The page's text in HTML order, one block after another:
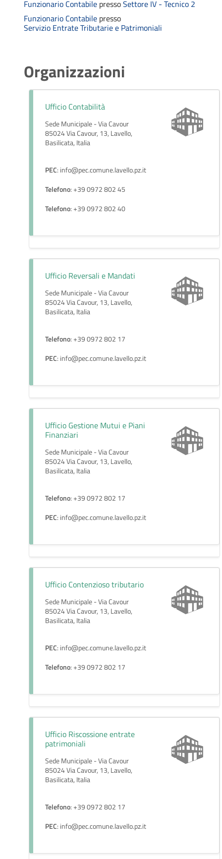
Funzionario Contabile pressoSettore IV - Tecnico 2
Funzionario Contabile presso
Servizio Entrate Tributarie e Patrimoniali
Organizzazioni
Ufficio Contabilità
Sede Municipale - Via Cavour
85024 Via Cavour, 13, Lavello,
Basilicata, Italia
PEC: info@pec.comune.lavello.pz.it
Telefono: +39 0972 802 45
Telefono: +39 0972 802 40
Ufficio Reversali e Mandati
Sede Municipale - Via Cavour
85024 Via Cavour, 13, Lavello,
Basilicata, Italia
Telefono: +39 0972 802 17
PEC: info@pec.comune.lavello.pz.it
Ufficio Gestione Mutui e Piani
Finanziari
Sede Municipale - Via Cavour
85024 Via Cavour, 13, Lavello,
Basilicata, Italia
Telefono: +39 0972 802 17
PEC: info@pec.comune.lavello.pz.it
Ufficio Contenzioso tributario
Sede Municipale - Via Cavour
85024 Via Cavour, 13, Lavello,
Basilicata, Italia
PEC: info@pec.comune.lavello.pz.it
Telefono: +39 0972 802 17
Ufficio Riscossione entrate
patrimoniali
Sede Municipale - Via Cavour
85024 Via Cavour, 13, Lavello,
Basilicata, Italia
Telefono: +39 0972 802 17
PEC: info@pec.comune.lavello.pz.it